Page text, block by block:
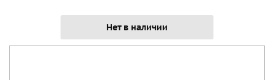
Нет в наличии